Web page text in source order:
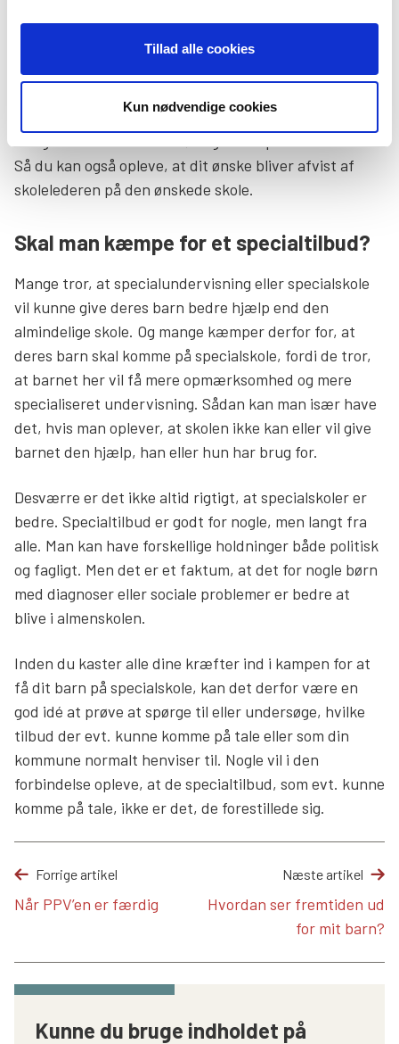
Tillad alle cookies
Kun nødvendige cookies
gå på, skal have et tilbud, der svarer til det tilbud, som
kommunen har henvist til. Så hvis du beder om, at dit
barn bliver flyttet til en skole med et mere vidtgående
Ikke fordi det er dyrere, men fordi det er mere
Så du kan også opleve, at dit ønske bliver afvist af
skolelederen på den ønskede skole.
Skal man kæmpe for et specialtilbud?
Mange tror, at specialundervisning eller specialskole
vil kunne give deres barn bedre hjælp end den
almindelige skole. Og mange kæmper derfor for, at
deres barn skal komme på specialskole, fordi de tror,
at barnet her vil få mere opmærksomhed og mere
specialiseret undervisning. Sådan kan man især have
det, hvis man oplever, at skolen ikke kan eller vil give
barnet den hjælp, han eller hun har brug for.
Desværre er det ikke altid rigtigt, at specialskoler er
bedre. Specialtilbud er godt for nogle, men langt fra
alle. Man kan have forskellige holdninger både politisk
og fagligt. Men det er et faktum, at det for nogle børn
med diagnoser eller sociale problemer er bedre at
blive i almenskolen.
Inden du kaster alle dine kræfter ind i kampen for at
få dit barn på specialskole, kan det derfor være en
god idé at prøve at spørge til eller undersøge, hvilke
tilbud der evt. kunne komme på tale eller som din
kommune normalt henviser til. Nogle vil i den
forbindelse opleve, at de specialtilbud, som evt. kunne
komme på tale, ikke er det, de forestillede sig.
Forrige artikel
Når PPV’en er færdig
Næste artikel
Hvordan ser fremtiden ud
for mit barn?
Kunne du bruge indholdet på